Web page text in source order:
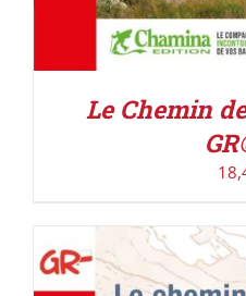
Le Chemin